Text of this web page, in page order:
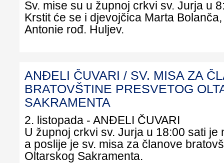
Sv. mise su u župnoj crkvi sv. Jurja u
Krstit će se i djevojčica Marta
Antonie rođ. Huljev.
ANĐELI ČUVARI / SV. MISA ZA
BRATOVŠTINE PRESVETOG
SAKRAMENTA
2. listopada - ANĐELI ČUVARI
U župnoj crkvi sv. Jurja u 18:00 sati je
a poslije je sv. misa za članove
Oltarskog Sakramenta.